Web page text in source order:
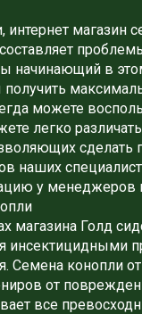
магазин
начинающий в
можете
легко
наших
у менеджеров
Голд
инсектицидными
Семена конопли
от
все